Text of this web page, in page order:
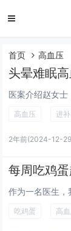
首页 高血压
头晕难眠
高血压 进
2年前(2024-12-
吃鸡蛋 高